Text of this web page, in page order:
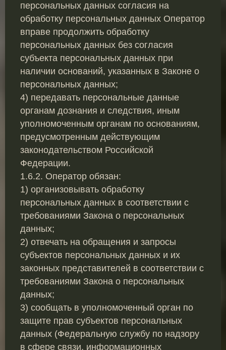
персональных данных согласия на
обработку персональных данных Оператор
вправе продолжить обработку
персональных данных без согласия
субъекта персональных данных при
наличии оснований, указанных в Законе о
персональных данных;
4) передавать персональные данные
органам дознания и следствия, иным
уполномоченным органам по основаниям,
предусмотренным действующим
законодательством Российской
Федерации.
1.6.2. Оператор обязан:
1) организовывать обработку
персональных данных в соответствии с
требованиями Закона о персональных
данных;
2) отвечать на обращения и запросы
субъектов персональных данных и их
законных представителей в соответствии с
требованиями Закона о персональных
данных;
3) сообщать в уполномоченный орган по
защите прав субъектов персональных
данных (Федеральную службу по надзору
в сфере связи, информационных